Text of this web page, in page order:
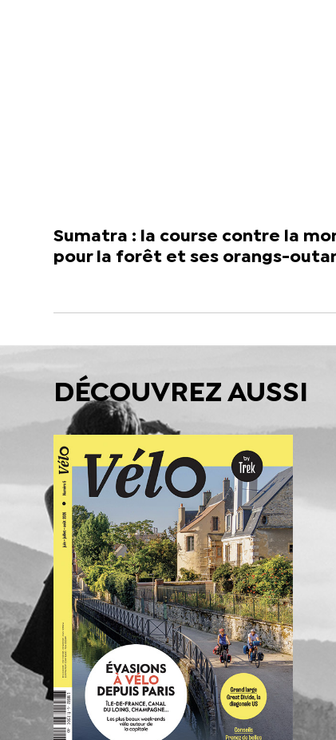
Sumatra : la course contre la
pour la forêt et ses orangs-
DÉCOUVREZ AUSSI